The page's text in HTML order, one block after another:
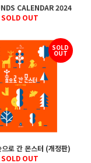
CALENDAR 2024
SOLD OUT
로 간 몬스터 (개정판)
SOLD OUT
SOLD
OUT